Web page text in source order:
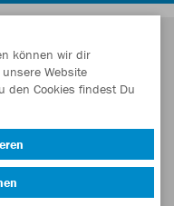
können wir dir
Website
den Cookies findest Du